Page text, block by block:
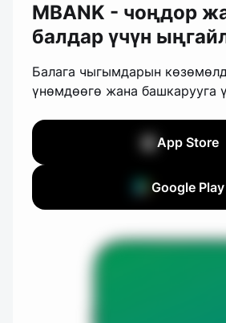
MBANK - чоңдор
балдар үчүн
Балага чыгымдарын
үнөмдөөгө жана башкарууга
App Store
Google Play